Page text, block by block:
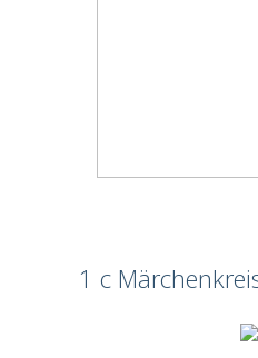
1 c